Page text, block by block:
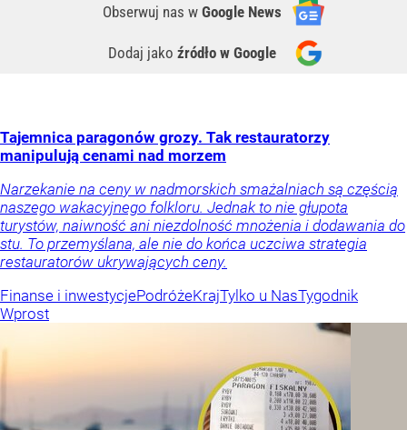
Obserwuj nas w Google News
Dodaj jako źródło w Google
Tajemnica paragonów grozy. Tak restauratorzy
manipulują cenami nad morzem
Narzekanie na ceny w nadmorskich smażalniach są częścią
naszego wakacyjnego folkloru. Jednak to nie głupota
turystów, naiwność ani niezdolność mnożenia i dodawania do
stu. To przemyślana, ale nie do końca uczciwa strategia
restauratorów ukrywających ceny.
Finanse i inwestycjePodróżeKrajTylko u NasTygodnik
Wprost